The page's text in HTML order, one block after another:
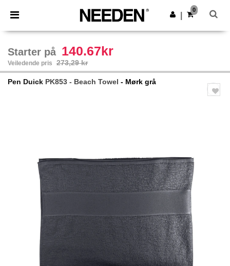
× Needen-app
Bedre priser i appen!
Last ned app
0
Starter på 140.67kr
Veiledende pris 273,29 kr
Pen Duick PK853 - Beach Towel - Mørk grå